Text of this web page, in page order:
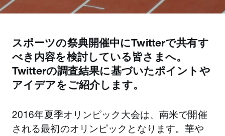
スポーツの祭典開催中にTwitterで共有す
べき内容を検討している皆さまへ。
Twitterの調査結果に基づいたポイントや
アイデアをご紹介します。
2016年夏季オリンピック大会は、南米で開催
される最初のオリンピックとなります。華や